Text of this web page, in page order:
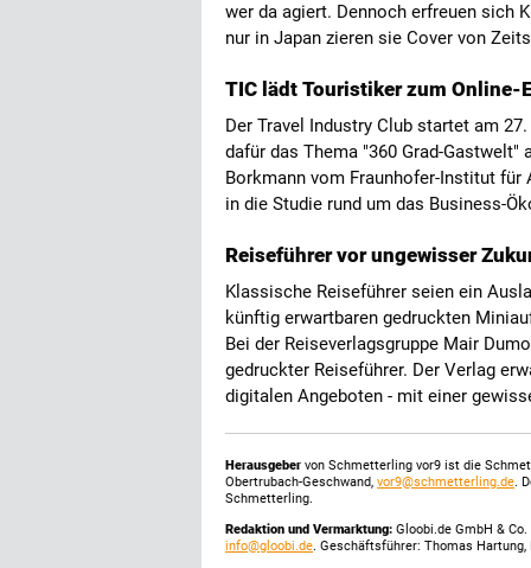
wer da agiert. Dennoch erfreuen sich
nur in Japan zieren sie Cover von
TIC lädt Touristiker zum Online-
Der Travel Industry Club startet am
dafür das Thema "360 Grad-
Borkmann vom Fraunhofer-Institut
in die Studie rund um das Business-
Reiseführer vor ungewisser
Klassische Reiseführer seien ein
künftig erwartbaren gedruckten
Bei der Reiseverlagsgruppe Mair
gedruckter Reiseführer. Der Verlag
digitalen Angeboten - mit einer
Herausgeber von Schmetterling vor9 ist die
Obertrubach-Geschwand, vor9@schmetterling.de.
Schmetterling.
Redaktion und Vermarktung: Gloobi.de GmbH &
info@gloobi.de. Geschäftsführer: Thomas